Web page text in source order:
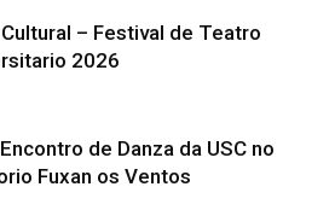
– Festival de Teatro
2026
de Danza da USC no
Fuxan os Ventos